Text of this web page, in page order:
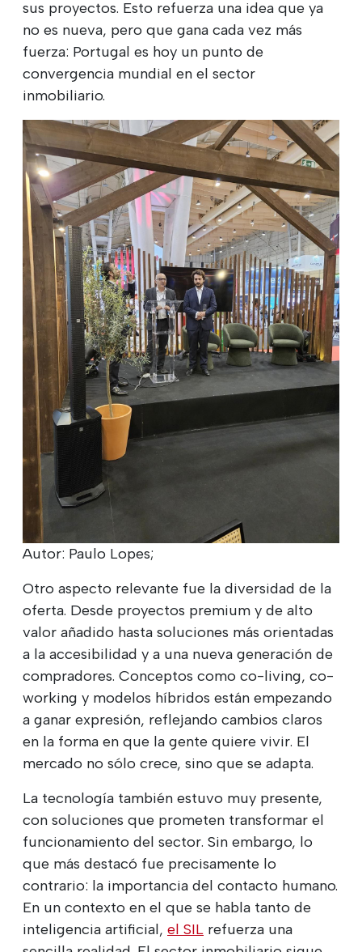
sus proyectos. Esto refuerza una idea que ya
no es nueva, pero que gana cada vez más
fuerza: Portugal es hoy un punto de
convergencia mundial en el sector
inmobiliario.
Autor: Paulo Lopes;
Otro aspecto relevante fue la diversidad de la
oferta. Desde proyectos premium y de alto
valor añadido hasta soluciones más orientadas
a la accesibilidad y a una nueva generación de
compradores. Conceptos como co-living, co-
working y modelos híbridos están empezando
a ganar expresión, reflejando cambios claros
en la forma en que la gente quiere vivir. El
mercado no sólo crece, sino que se adapta.
La tecnología también estuvo muy presente,
con soluciones que prometen transformar el
funcionamiento del sector. Sin embargo, lo
que más destacó fue precisamente lo
contrario: la importancia del contacto humano.
En un contexto en el que se habla tanto de
inteligencia artificial, el SIL refuerza una